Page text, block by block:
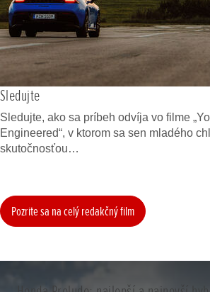
Sledujte
Sledujte, ako sa príbeh odvíja vo filme
Engineered“, v ktorom sa sen mladého
skutočnosťou…
Pozrite sa na celý redakčný film